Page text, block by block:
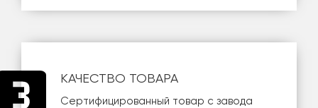
КАЧЕСТВО ТОВАРА
Сертифицированный товар с завода